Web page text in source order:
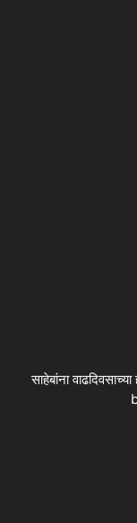
साहेबांना